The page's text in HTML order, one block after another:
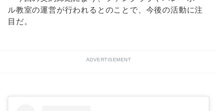
ル教室の運営が行われるとのことで、今後の活動に注
目だ。
ADVERTISEMENT